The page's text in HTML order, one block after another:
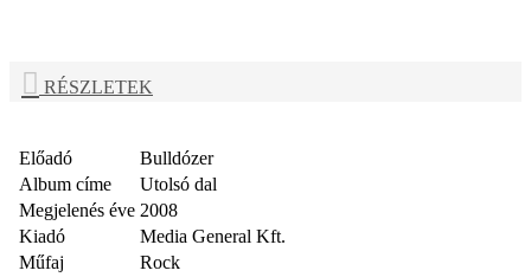
RÉSZLETEK
Előadó
Bulldózer
Album címe
Utolsó dal
Megjelenés éve 2008
Kiadó
Media General Kft.
Műfaj
Rock